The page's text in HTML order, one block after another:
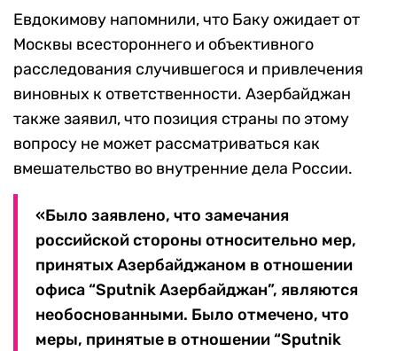
Евдокимову напомнили, что Баку ожидает от
Москвы всестороннего и объективного
расследования случившегося и привлечения
виновных к ответственности. Азербайджан
также заявил, что позиция страны по этому
вопросу не может рассматриваться как
вмешательство во внутренние дела России.
«Было заявлено, что замечания
российской стороны относительно мер,
принятых Азербайджаном в отношении
офиса “Sputnik Азербайджан”, являются
необоснованными. Было отмечено, что
меры, принятые в отношении “Sputnik